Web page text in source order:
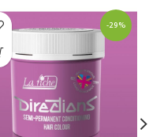
-29%